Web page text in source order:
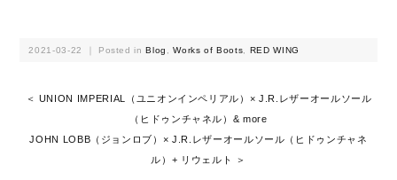
2021-03-22 ｜ Posted inBlog ,Works of Boots RED WING
＜ UNION IMPERIAL（ユニオンインペリアル）× J.R.レザーオールソール
（ヒドゥンチャネル）& more
JOHN LOBB（ジョンロブ）× J.R.レザーオールソール（ヒドゥンチャネ
ル）+ リウェルト ＞